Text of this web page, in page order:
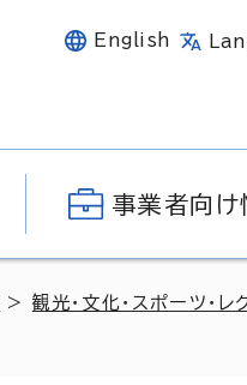
English
事業者向け
> 観光・文化・スポーツ・